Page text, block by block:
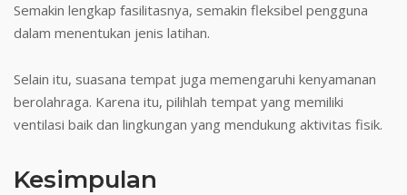
Semakin lengkap fasilitasnya, semakin fleksibel pengguna
dalam menentukan jenis latihan.
Selain itu, suasana tempat juga memengaruhi kenyamanan
berolahraga. Karena itu, pilihlah tempat yang memiliki
ventilasi baik dan lingkungan yang mendukung aktivitas fisik.
Kesimpulan